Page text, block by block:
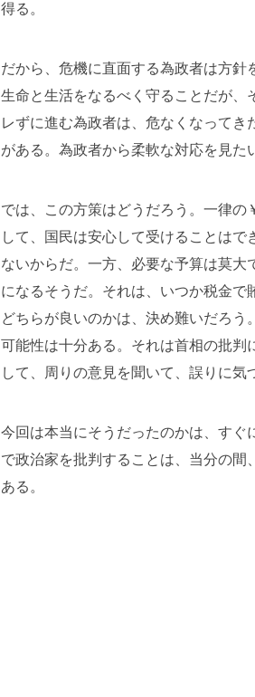
得る。
だから、危機に直面する為政者は方
生命と生活をなるべく守ることだが
レずに進む為政者は、危なくなって
がある。為政者から柔軟な対応を見た
では、この方策はどうだろう。一律
して、国民は安心して受けることは
ないからだ。一方、必要な予算は莫
になるそうだ。それは、いつか税金で
どちらが良いのかは、決め難いだろ
可能性は十分ある。それは首相の批
して、周りの意見を聞いて、誤りに気
今回は本当にそうだったのかは、す
で政治家を批判することは、当分の
ある。